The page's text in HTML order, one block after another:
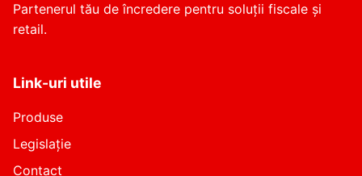
Partenerul tău de încredere pentru soluții fiscale și
retail.
Link-uri utile
Produse
Legislație
Contact